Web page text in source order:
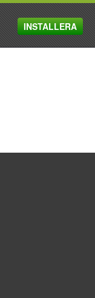
MENU
INSTALLERA